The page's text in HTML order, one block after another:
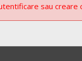
sau creare